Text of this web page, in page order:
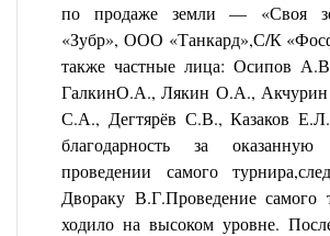
по продаже земли — «Своя
«Зубр», ООО «Танкард»,С/К
также частные лица: Осипов
ГалкинО.А., Лякин О.А.,
С.А., Дегтярёв С.В., Казаков
благодарность за
проведении самого
Двораку В.Г.Проведение самого
ходило на высоком уровне.